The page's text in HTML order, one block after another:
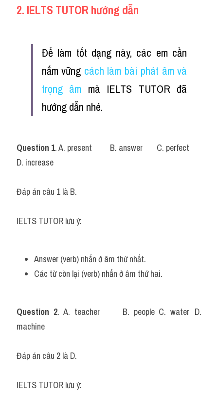
2. IELTS TUTOR hướng dẫn
Để làm tốt dạng này, các em cần
nắm vững cách làm bài phát âm và
trọng âm mà IELTS TUTOR đã
hướng dẫn nhé.
Question 1. A. present		B. answer	C. perfect
D. increase
Đáp án câu 1 là B.
IELTS TUTOR lưu ý:
Answer (verb) nhấn ở âm thứ nhất.
Các từ còn lại (verb) nhấn ở âm thứ hai.
Question 2. A. teacher		B. people	C. water	D.
machine
Đáp án câu 2 là D.
IELTS TUTOR lưu ý: